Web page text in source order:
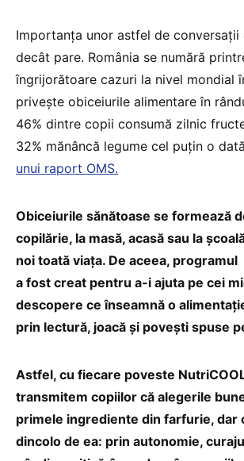
Importanța unor astfel de conversații
decât pare. România se numără
îngrijorătoare cazuri la nivel mondial
privește obiceiurile alimentare în
46% dintre copii consumă zilnic
32% mănâncă legume cel puțin o
unui raport OMS.
Obiceiurile sănătoase se formează
copilărie, la masă, acasă sau la
noi toată viața. De aceea,
a fost creat pentru a-i ajuta pe cei
descopere ce înseamnă o
prin lectură, joacă și povești spuse
Astfel, cu fiecare poveste
transmitem copiilor că alegerile
primele ingrediente din farfurie, dar
dincolo de ea: prin autonomie,